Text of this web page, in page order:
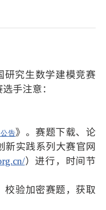
研究生数学建模竞赛
手注意：
告》。赛题下载、论
新实践系列大赛官网
）进行，时间节
校验加密赛题，获取